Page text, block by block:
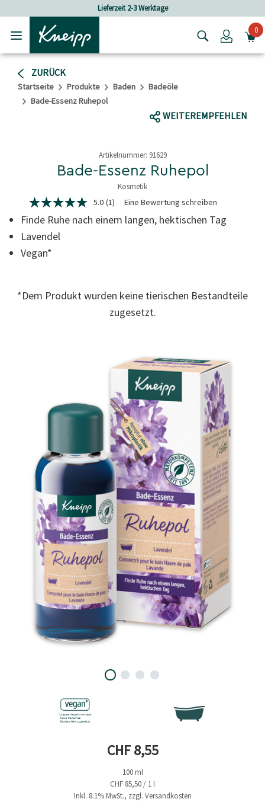
Login0
ZURÜCK
Startseite Produkte Baden
Badeöle
Bade-Essenz Ruhepol
WEITEREMPFEHLEN
Artikelnummer: 91629
Bade-Essenz Ruhepol
Kosmetik
3.8 von 5 Sternen
5.0
von
5
Sternen,
Bewertungswert.
Link
zur
5.0 (1) Eine Bewertung schreiben
Finde Ruhe nach einem langen, hektischen Tag
Lavendel
Vegan*
*Dem Produkt wurden keine tierischen Bestandteile
zugesetzt.
Aktueller Preis
CHF 8,55
100 ml
CHF 85,50 / 1 l
Inkl. 8.1% MwSt., zzgl. Versandkosten